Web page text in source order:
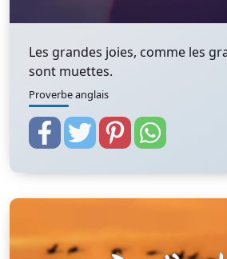
Les grandes joies, comme les
sont muettes.
Proverbe anglais